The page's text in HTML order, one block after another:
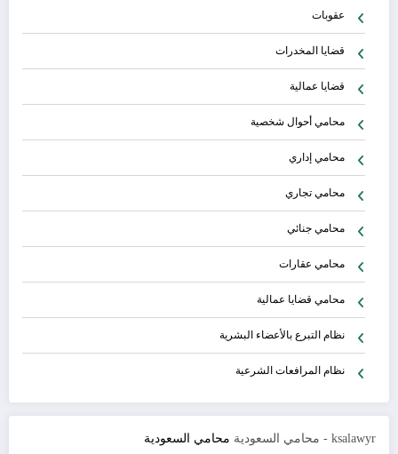
عقوبات
قضايا المخدرات
قضايا عمالية
محامي أحوال شخصية
محامي إداري
محامي تجاري
محامي جنائي
محامي عقارات
محامي قضايا عمالية
نظام التبرع بالأعضاء البشرية
نظام المرافعات الشرعية
ksalawyr - محامي السعودية محامي السعودية